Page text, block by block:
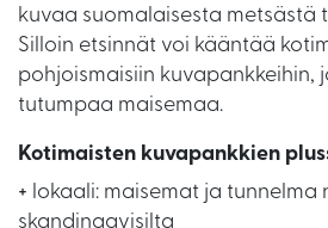
kuvaa suomalaisesta metsästä
Silloin etsinnät voi kääntää
pohjoismaisiin kuvapankkeihin,
tutumpaa maisemaa.
Kotimaisten kuvapankkien
+ lokaali: maisemat ja tunnelma
skandinaavisilta